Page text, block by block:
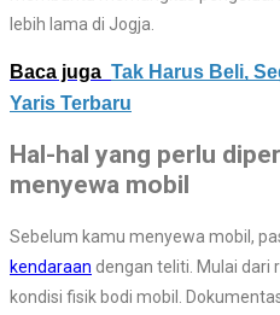
lebih lama di Jogja.
Baca juga Tak Harus Beli,
Yaris Terbaru
Hal-hal yang perlu
menyewa mobil
Sebelum kamu menyewa mobil,
kendaraan dengan teliti. Mulai dari
kondisi fisik bodi mobil.